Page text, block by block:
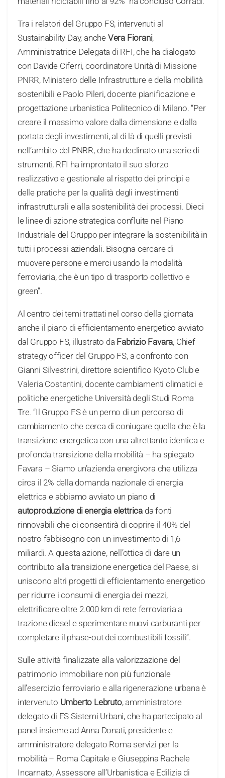
Tra i relatori del Gruppo FS, intervenuti al
Sustainability Day, anche Vera Fiorani,
Amministratrice Delegata di RFI, che ha dialogato
con Davide Ciferri, coordinatore Unità di Missione
PNRR, Ministero delle Infrastrutture e della mobilità
sostenibili e Paolo Pileri, docente pianificazione e
progettazione urbanistica Politecnico di Milano. “Per
creare il massimo valore dalla dimensione e dalla
portata degli investimenti, al di là di quelli previsti
nell’ambito del PNRR, che ha declinato una serie di
strumenti, RFI ha improntato il suo sforzo
realizzativo e gestionale al rispetto dei principi e
delle pratiche per la qualità degli investimenti
infrastrutturali e alla sostenibilità dei processi. Dieci
le linee di azione strategica confluite nel Piano
Industriale del Gruppo per integrare la sostenibilità in
tutti i processi aziendali. Bisogna cercare di
muovere persone e merci usando la modalità
ferroviaria, che è un tipo di trasporto collettivo e
green”.
Al centro dei temi trattati nel corso della giornata
anche il piano di efficientamento energetico avviato
dal Gruppo FS, illustrato da Fabrizio Favara, Chief
strategy officer del Gruppo FS, a confronto con
Gianni Silvestrini, direttore scientifico Kyoto Club e
Valeria Costantini, docente cambiamenti climatici e
politiche energetiche Università degli Studi Roma
Tre. “Il Gruppo FS è un perno di un percorso di
cambiamento che cerca di coniugare quella che è la
transizione energetica con una altrettanto identica e
profonda transizione della mobilità – ha spiegato
Favara – Siamo un’azienda energivora che utilizza
circa il 2% della domanda nazionale di energia
elettrica e abbiamo avviato un piano di
autoproduzione di energia elettrica da fonti
rinnovabili che ci consentirà di coprire il 40% del
nostro fabbisogno con un investimento di 1,6
miliardi. A questa azione, nell’ottica di dare un
contributo alla transizione energetica del Paese, si
uniscono altri progetti di efficientamento energetico
per ridurre i consumi di energia dei mezzi,
elettrificare oltre 2.000 km di rete ferroviaria a
trazione diesel e sperimentare nuovi carburanti per
completare il phase-out dei combustibili fossili”.
Sulle attività finalizzate alla valorizzazione del
patrimonio immobiliare non più funzionale
all’esercizio ferroviario e alla rigenerazione urbana è
intervenuto Umberto Lebruto, amministratore
delegato di FS Sistemi Urbani, che ha partecipato al
panel insieme ad Anna Donati, presidente e
amministratore delegato Roma servizi per la
mobilità – Roma Capitale e Giuseppina Rachele
Incarnato, Assessore all’Urbanistica e Edilizia di